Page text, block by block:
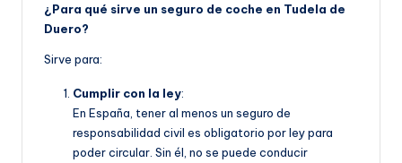
¿Para qué sirve un seguro de coche en Tudela de
Duero?
Sirve para:
Cumplir con la ley:
En España, tener al menos un seguro de
responsabilidad civil es obligatorio por ley para
poder circular. Sin él, no se puede conducir